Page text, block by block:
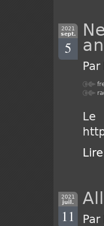
2021
sept.
5
Par
2021
juil.
11 Par